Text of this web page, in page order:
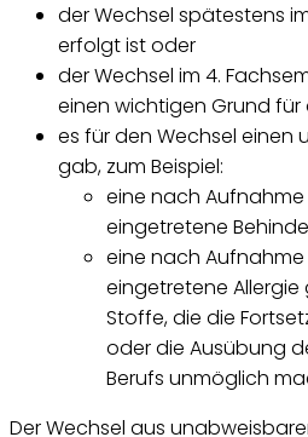
der Wechsel spätestens
erfolgt ist oder
der Wechsel im 4.
einen wichtigen Grund
es für den Wechsel einen
gab, zum Beispiel:
eine nach
eingetretene
eine nach
eingetretene
Stoffe, die die
oder die Ausübung
Berufs unmöglich
Der Wechsel aus